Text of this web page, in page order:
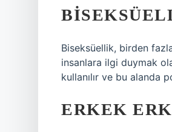
Biseksüellik, birden
insanlara ilgi duymak
kullanılır ve bu alanda
ERKEK